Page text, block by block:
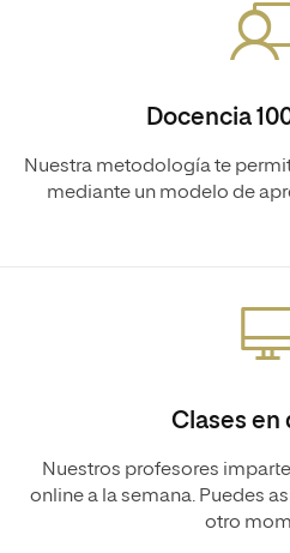
Docencia
Nuestra metodología te
mediante un modelo de
Clases en
Nuestros profesores
online a la semana. Puedes
otro